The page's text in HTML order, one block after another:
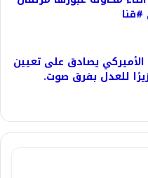
يصادق على تعيين
للعدل بفرق صوت.